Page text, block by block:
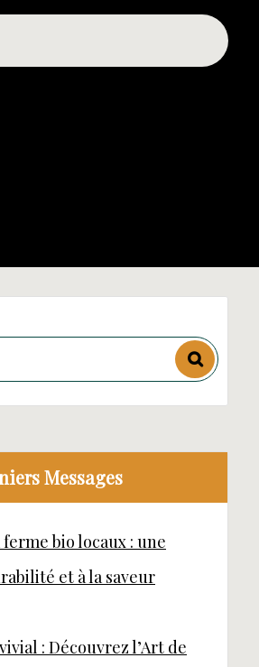
Messages
bio locaux : une
et à la saveur
: Découvrez l’Art de